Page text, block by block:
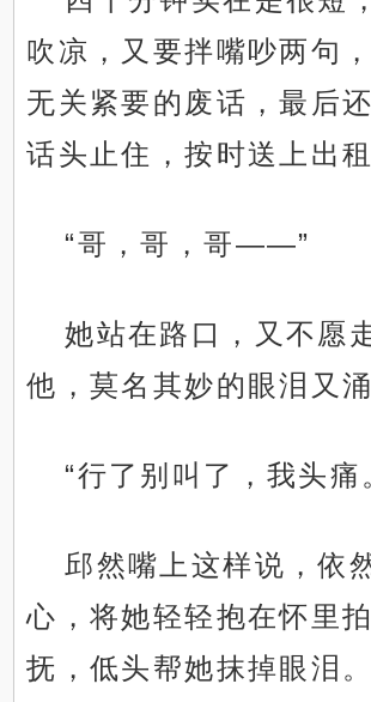
吹凉，又要拌嘴吵两句
无关紧要的废话，最后
话头止住，按时送上出租
“哥，哥，哥——”
她站在路口，又不愿
他，莫名其妙的眼泪又涌
“行了别叫了，我头痛
邱然嘴上这样说，依
心，将她轻轻抱在怀里
抚，低头帮她抹掉眼泪